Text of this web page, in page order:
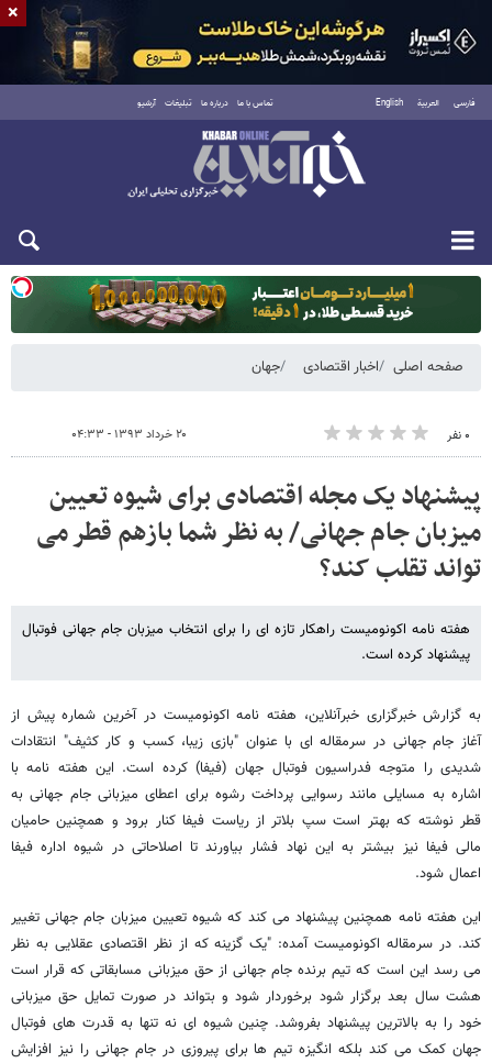
فارسی العربية English تماس با ما درباره ما تبلیغات آرشیو
یکشنبه ۱۸ مرداد ۱۴۰۵
صفحه اصلی اخبار اقتصادی جهان
۰ نفر ۲۰ خرداد ۱۳۹۳ - ۰۴:۳۳
پیشنهاد یک مجله اقتصادی برای شیوه تعیین
میزبان جام جهانی/ به نظر شما بازهم قطر می
تواند تقلب کند؟
هفته نامه اکونومیست راهکار تازه ای را برای انتخاب میزبان جام جهانی فوتبال
پیشنهاد کرده است.
به گزارش خبرگزاری خبرآنلاین، هفته نامه اکونومیست در آخرین شماره پیش از
آغاز جام جهانی در سرمقاله ای با عنوان "بازی زیبا، کسب و کار کثیف" انتقادات
شدیدی را متوجه فدراسیون فوتبال جهان (فیفا) کرده است. این هفته نامه با
اشاره به مسایلی مانند رسوایی پرداخت رشوه برای اعطای میزبانی جام جهانی به
قطر نوشته که بهتر است سپ بلاتر از ریاست فیفا کنار برود و همچنین حامیان
مالی فیفا نیز بیشتر به این نهاد فشار بیاورند تا اصلاحاتی در شیوه اداره فیفا
اعمال شود.
این هفته نامه همچنین پیشنهاد می کند که شیوه تعیین میزبان جام جهانی تغییر
کند. در سرمقاله اکونومیست آمده: "یک گزینه که از نظر اقتصادی عقلایی به نظر
می رسد این است که تیم برنده جام جهانی از حق میزبانی مسابقاتی که قرار است
هشت سال بعد برگزار شود برخوردار شود و بتواند در صورت تمایل حق میزبانی
خود را به بالاترین پیشنهاد بفروشد. چنین شیوه ای نه تنها به قدرت های فوتبال
جهان کمک می کند بلکه انگیزه تیم ها برای پیروزی در جام جهانی را نیز افزایش
×